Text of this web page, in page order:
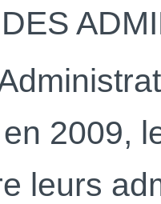
2009,
leurs